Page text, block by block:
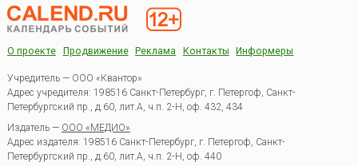
О проекте Продвижение Реклама Контакты Информеры
Учредитель — ООО «Квантор»
Адрес учредителя: 198516 Санкт-Петербург, г. Петергоф, Санкт-
Петербургский пр., д.60, лит.А, ч.п. 2-Н, оф. 432, 434
Издатель — ООО «МЕДИО»
Адрес издателя: 198516 Санкт-Петербург, г. Петергоф, Санкт-
Петербургский пр., д.60, лит.А, ч.п. 2-Н, оф. 440